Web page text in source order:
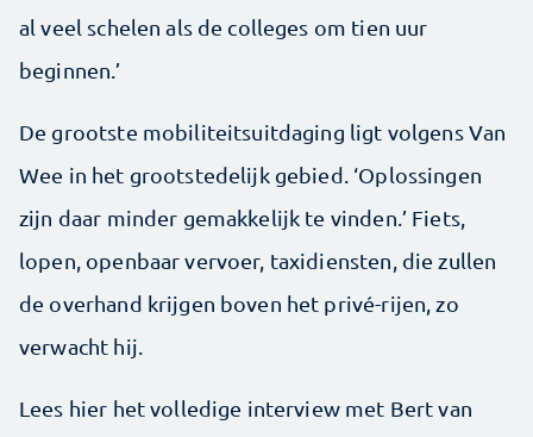
al veel schelen als de colleges om tien uur
beginnen.’
De grootste mobiliteitsuitdaging ligt volgens Van
Wee in het grootstedelijk gebied. ‘Oplossingen
zijn daar minder gemakkelijk te vinden.’ Fiets,
lopen, openbaar vervoer, taxidiensten, die zullen
de overhand krijgen boven het privé-rijen, zo
verwacht hij.
Lees hier het volledige interview met Bert van